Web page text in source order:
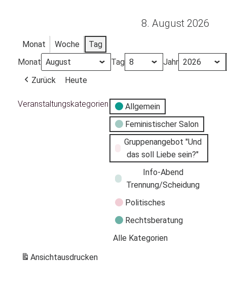
8. August 2026
Monat Woche
Tag
Monat
Tag
Jahr
Zurück
Heute
Veranstaltungskategorien
Allgemein
Feministischer Salon
Gruppenangebot "Und
das soll Liebe sein?"
Info-Abend
Trennung/Scheidung
Politisches
Rechtsberatung
Alle Kategorien
Ansichtausdrucken